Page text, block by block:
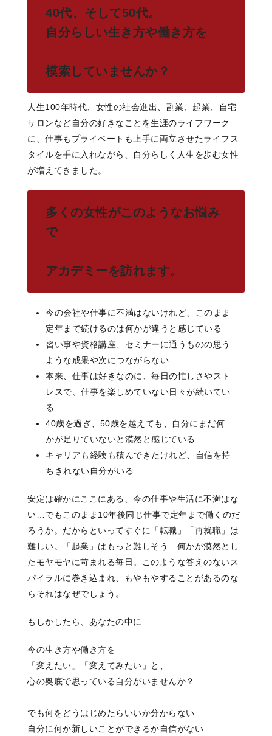
40代、そして50代。
自分らしい生き方や働き方を
模索していませんか？
人生100年時代、女性の社会進出、副業、起業、自宅
サロンなど自分の好きなことを生涯のライフワーク
に、仕事もプライベートも上手に両立させたライフス
タイルを手に入れながら、自分らしく人生を歩む女性
が増えてきました。
多くの女性がこのようなお悩み
で
アカデミーを訪れます。
今の会社や仕事に不満はないけれど、このまま
定年まで続けるのは何かが違うと感じている
習い事や資格講座、セミナーに通うものの思う
ような成果や次につながらない
本来、仕事は好きなのに、毎日の忙しさやスト
レスで、仕事を楽しめていない日々が続いてい
る
40歳を過ぎ、50歳を越えても、自分にまだ何
かが足りていないと漠然と感じている
キャリアも経験も積んできたけれど、自信を持
ちきれない自分がいる
安定は確かにここにある、今の仕事や生活に不満はな
い…でもこのまま10年後同じ仕事で定年まで働くのだ
ろうか。だからといってすぐに「転職」「再就職」は
難しい。「起業」はもっと難しそう…何かが漠然とし
たモヤモヤに苛まれる毎日。このような答えのないス
パイラルに巻き込まれ、もやもやすることがあるのな
らそれはなぜでしょう。
もしかしたら、あなたの中に
今の生き方や働き方を
「変えたい」「変えてみたい」と、
心の奥底で思っている自分がいませんか？
でも何をどうはじめたらいいか分からない
自分に何か新しいことができるか自信がない